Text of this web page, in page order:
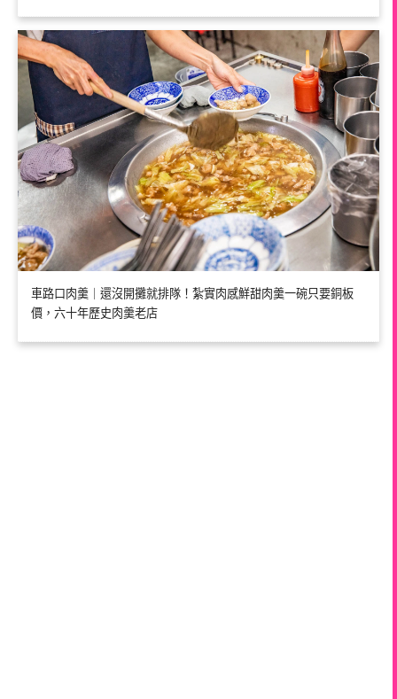
車路口肉羹｜還沒開攤就排隊！紮實肉感鮮甜肉羹一碗只要銅板
價，六十年歷史肉羹老店